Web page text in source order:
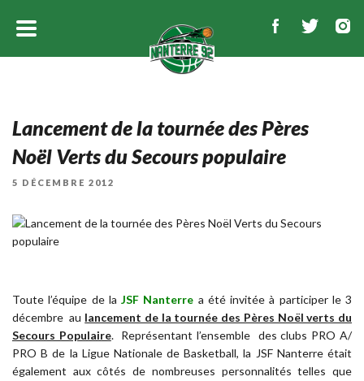
Lancement de la tournée des Pères
Noël Verts du Secours populaire
PUBLIÉ
5 DÉCEMBRE 2012
Toute l’équipe de la JSF Nanterre a été invitée à participer le 3
décembre au lancement de la tournée des Pères Noël verts du
Secours Populaire. Représentant l’ensemble des clubs PRO A/
PRO B de la Ligue Nationale de Basketball, la JSF Nanterre était
également aux côtés de nombreuses personnalités telles que